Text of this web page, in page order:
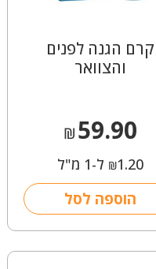
קרם הגנה לפנים
והצוואר
₪59.90
₪1.20 ל-1 מ"ל
הוספה לסל